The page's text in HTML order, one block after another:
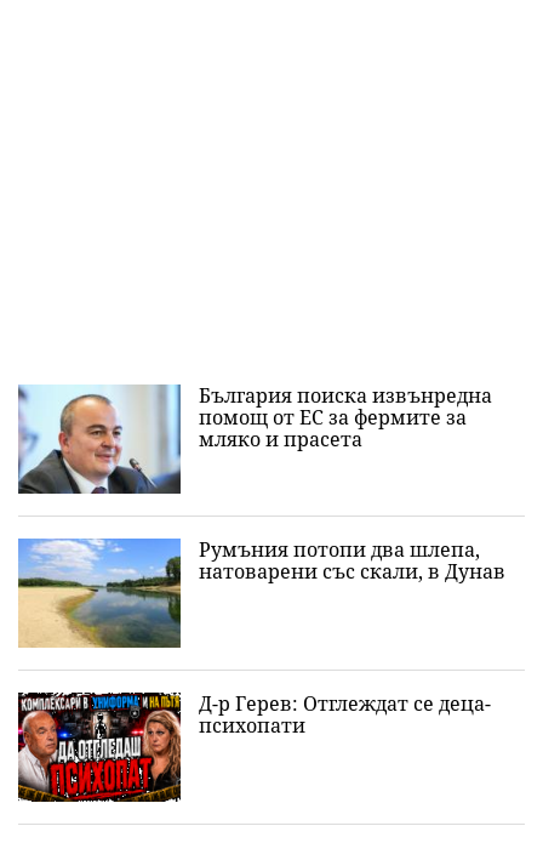
България поиска извънредна
помощ от ЕС за фермите за
мляко и прасета
Румъния потопи два шлепа,
натоварени със скали, в Дунав
Д-р Герев: Отглеждат се деца-
психопати